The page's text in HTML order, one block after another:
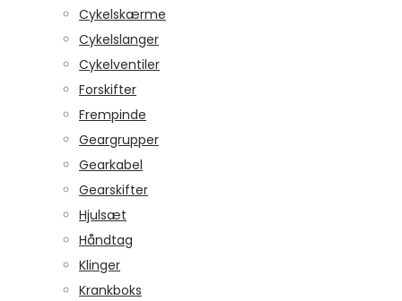
Cykelskærme
Cykelslanger
Cykelventiler
Forskifter
Frempinde
Geargrupper
Gearkabel
Gearskifter
Hjulsæt
Håndtag
Klinger
Krankboks